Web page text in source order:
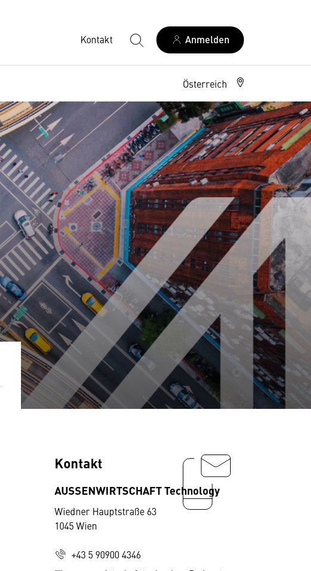
Kontakt Anmelden
Österreich
Kontakt
AUSSENWIRTSCHAFT Technology
Wiedner Hauptstraße 63
1045 Wien
+43 5 90900 4346